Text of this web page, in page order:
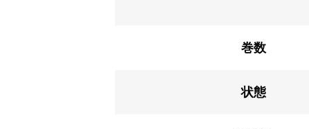
巻数
状態